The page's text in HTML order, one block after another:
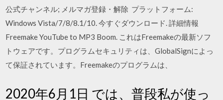
公式チャンネル; メルマガ登録・解除 プラットフォーム:
Windows Vista/7/8/8.1/10. 今すぐダウンロード. 詳細情報
Freemake YouTube to MP3 Boom. これはFreemakeの最新ソフ
トウェアです。プログラムセキュリティは、GlobalSignによっ
て保証されています。Freemakeのプログラムは、
2020年6月1日 では、普段私が使っ